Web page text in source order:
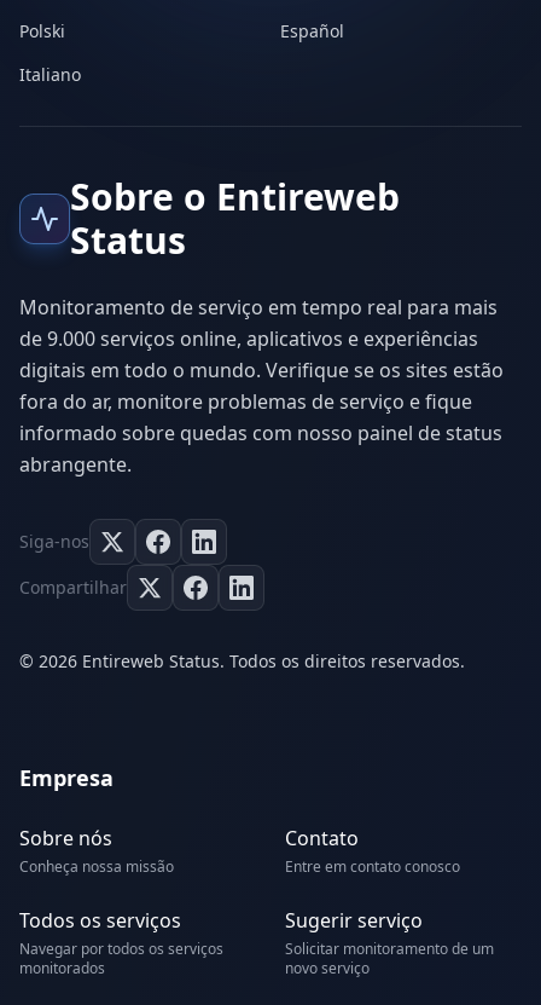
Polski
Español
Italiano
Sobre o Entireweb
Status
Monitoramento de serviço em tempo real para mais
de 9.000 serviços online, aplicativos e experiências
digitais em todo o mundo. Verifique se os sites estão
fora do ar, monitore problemas de serviço e fique
informado sobre quedas com nosso painel de status
abrangente.
Siga-nos
Compartilhar
© 2026 Entireweb Status. Todos os direitos reservados.
Empresa
Sobre nós
Conheça nossa missão
Contato
Entre em contato conosco
Todos os serviços
Navegar por todos os serviços
monitorados
Sugerir serviço
Solicitar monitoramento de um
novo serviço